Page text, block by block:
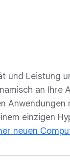
und Leistung
an Ihre
einzigen
neuen